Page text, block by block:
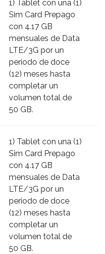
1) Tablet con una (1)
Sim Card Prepago
con 4.17 GB
mensuales de Data
LTE/3G por un
periodo de doce
(12) meses hasta
completar un
volumen total de
50 GB.
1) Tablet con una (1)
Sim Card Prepago
con 4.17 GB
mensuales de Data
LTE/3G por un
periodo de doce
(12) meses hasta
completar un
volumen total de
50 GB.